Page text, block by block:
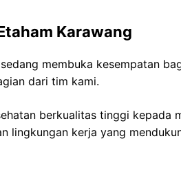
Karawang
membuka kesempatan
dari tim kami.
berkualitas tinggi kepada
lingkungan kerja yang